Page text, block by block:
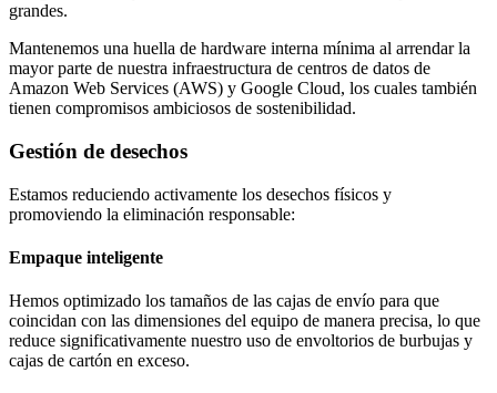
grandes.
Mantenemos una huella de hardware interna mínima al arrendar la
mayor parte de nuestra infraestructura de centros de datos de
Amazon Web Services (AWS) y Google Cloud, los cuales también
tienen compromisos ambiciosos de sostenibilidad.
Gestión de desechos
Estamos reduciendo activamente los desechos físicos y
promoviendo la eliminación responsable:
Empaque inteligente
Hemos optimizado los tamaños de las cajas de envío para que
coincidan con las dimensiones del equipo de manera precisa, lo que
reduce significativamente nuestro uso de envoltorios de burbujas y
cajas de cartón en exceso.